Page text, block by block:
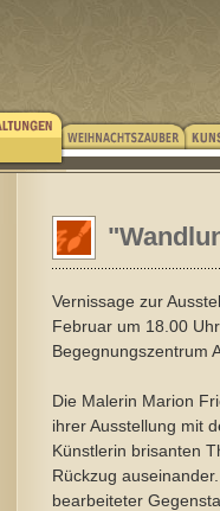
Vernissage zur
Februar um 18.00
Begegnungszentrum
Die Malerin Marion
ihrer Ausstellung mit
Künstlerin brisanten
Rückzug
bearbeiteter